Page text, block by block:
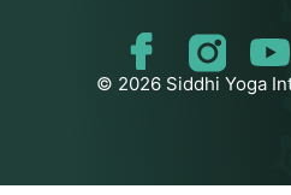
© 2026 Siddhi Yoga